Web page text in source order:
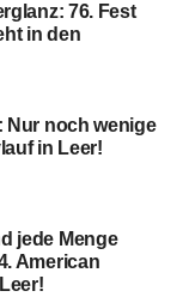
76. Fest
in den
Nur noch weni­ge
in Leer!
jede Men­ge
Ame­ri­can